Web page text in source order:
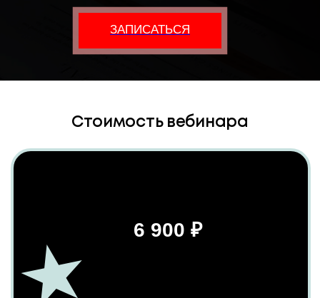
ЗАПИСАТЬСЯ
ИП Залевская Лина Витальевна
ул. Ольминского, д 8, кв 19
Мероприятия
ОБУЧЕНИЕ
Клуб "Бухгалтерский